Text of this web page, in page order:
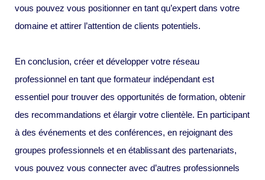
vous pouvez vous positionner en tant qu’expert dans votre
domaine et attirer l’attention de clients potentiels.
En conclusion, créer et développer votre réseau
professionnel en tant que formateur indépendant est
essentiel pour trouver des opportunités de formation, obtenir
des recommandations et élargir votre clientèle. En participant
à des événements et des conférences, en rejoignant des
groupes professionnels et en établissant des partenariats,
vous pouvez vous connecter avec d’autres professionnels